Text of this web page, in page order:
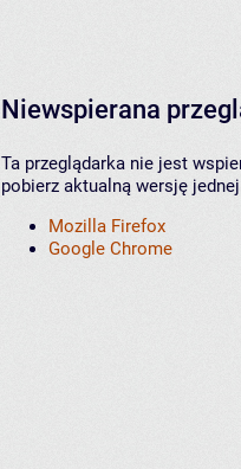
Niewspierana
Ta przeglądarka nie jest
pobierz aktualną wersję
Mozilla Firefox
Google Chrome